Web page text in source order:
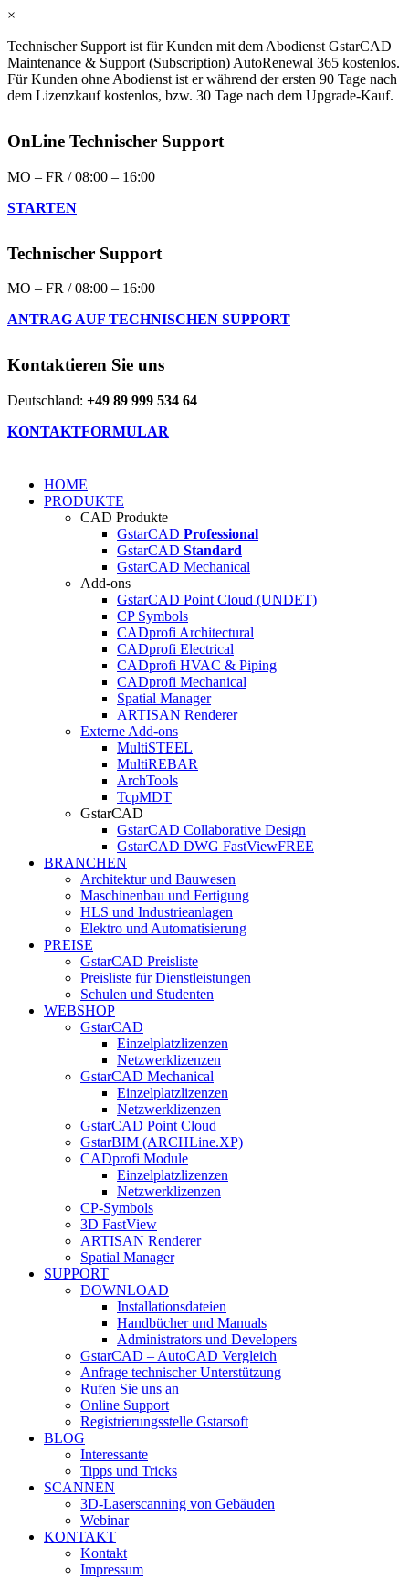
×
Technischer Support ist für Kunden mit dem Abodienst GstarCAD
Maintenance & Support (Subscription) AutoRenewal 365 kostenlos.
Für Kunden ohne Abodienst ist er während der ersten 90 Tage nach
dem Lizenzkauf kostenlos, bzw. 30 Tage nach dem Upgrade-Kauf.
OnLine Technischer Support
MO – FR / 08:00 – 16:00
STARTEN
Technischer Support
MO – FR / 08:00 – 16:00
ANTRAG AUF TECHNISCHEN SUPPORT
Kontaktieren Sie uns
Deutschland: +49 89 999 534 64
KONTAKTFORMULAR
HOME
PRODUKTE
CAD Produkte
GstarCAD Professional
GstarCAD Standard
GstarCAD Mechanical
Add-ons
GstarCAD Point Cloud (UNDET)
CP Symbols
CADprofi Architectural
CADprofi Electrical
CADprofi HVAC & Piping
CADprofi Mechanical
Spatial Manager
ARTISAN Renderer
Externe Add-ons
MultiSTEEL
MultiREBAR
ArchTools
TcpMDT
GstarCAD
GstarCAD Collaborative Design
GstarCAD DWG FastViewFREE
BRANCHEN
Architektur und Bauwesen
Maschinenbau und Fertigung
HLS und Industrieanlagen
Elektro und Automatisierung
PREISE
GstarCAD Preisliste
Preisliste für Dienstleistungen
Schulen und Studenten
WEBSHOP
GstarCAD
Einzelplatzlizenzen
Netzwerklizenzen
GstarCAD Mechanical
Einzelplatzlizenzen
Netzwerklizenzen
GstarCAD Point Cloud
GstarBIM (ARCHLine.XP)
CADprofi Module
Einzelplatzlizenzen
Netzwerklizenzen
CP-Symbols
3D FastView
ARTISAN Renderer
Spatial Manager
SUPPORT
DOWNLOAD
Installationsdateien
Handbücher und Manuals
Administrators und Developers
GstarCAD – AutoCAD Vergleich
Anfrage technischer Unterstützung
Rufen Sie uns an
Online Support
Registrierungsstelle Gstarsoft
BLOG
Interessante
Tipps und Tricks
SCANNEN
3D-Laserscanning von Gebäuden
Webinar
KONTAKT
Kontakt
Impressum